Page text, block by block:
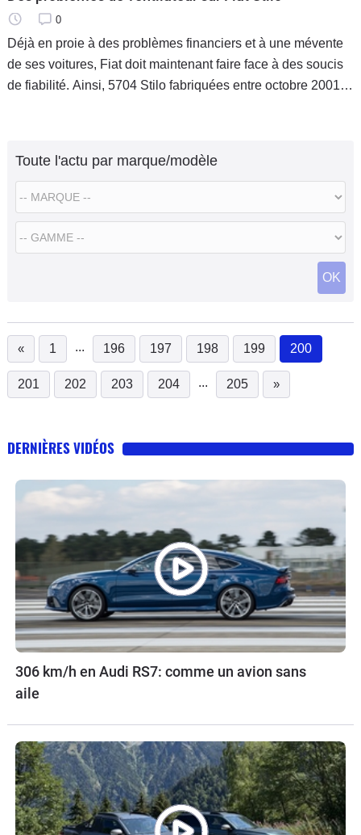
0
Déjà en proie à des problèmes financiers et à une mévente
de ses voitures, Fiat doit maintenant faire face à des soucis
de fiabilité. Ainsi, 5704 Stilo fabriquées entre octobre 2001 et
Toute l'actu par marque/modèle
OK
« 1 ... 196 197 198 199 200
201
202 203 204 ... 205 »
DERNIÈRES VIDÉOS
306 km/h en Audi RS7: comme un avion sans
aile